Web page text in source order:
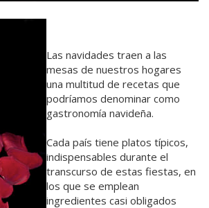
Las navidades traen a las
mesas de nuestros hogares
una multitud de recetas que
podríamos denominar como
gastronomía navideña.
Cada país tiene platos típicos,
indispensables durante el
transcurso de estas fiestas, en
los que se emplean
ingredientes casi obligados